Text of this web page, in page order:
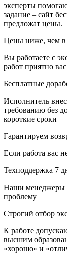
эксперты
задание – сайт
предложат цены.
Цены ниже, чем в
Вы работаете с
работ приятно
Бесплатные
Исполнитель
требованию без
короткие сроки
Гарантируем
Если работа вас
Техподдержка 7
Наши менеджеры
проблему
Строгий отбор
К работе
высшим
«хорошо» и